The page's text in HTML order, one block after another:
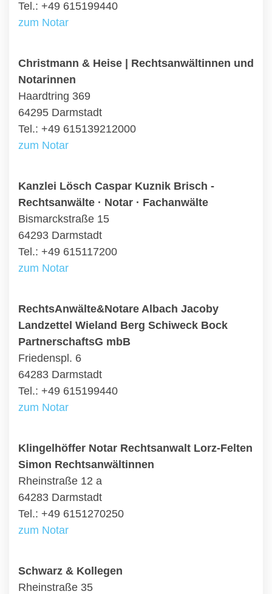
Tel.: +49 615199440
zum Notar
Christmann & Heise | Rechtsanwältinnen und
Notarinnen
Haardtring 369
64295 Darmstadt
Tel.: +49 615139212000
zum Notar
Kanzlei Lösch Caspar Kuznik Brisch -
Rechtsanwälte · Notar · Fachanwälte
Bismarckstraße 15
64293 Darmstadt
Tel.: +49 615117200
zum Notar
RechtsAnwälte&Notare Albach Jacoby
Landzettel Wieland Berg Schiweck Bock
PartnerschaftsG mbB
Friedenspl. 6
64283 Darmstadt
Tel.: +49 615199440
zum Notar
Klingelhöffer Notar Rechtsanwalt Lorz-Felten
Simon Rechtsanwältinnen
Rheinstraße 12 a
64283 Darmstadt
Tel.: +49 6151270250
zum Notar
Schwarz & Kollegen
Rheinstraße 35